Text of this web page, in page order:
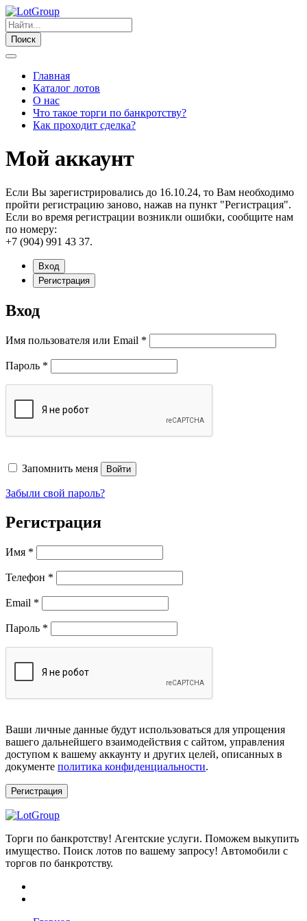
Поиск
Главная
Каталог лотов
О нас
Что такое торги по банкротству?
Как проходит сделка?
Мой аккаунт
Если Вы зарегистрировались до 16.10.24, то Вам необходимо
пройти регистрацию заново, нажав на пункт "Регистрация".
Если во время регистрации возникли ошибки, сообщите нам
по номеру:
+7 (904) 991 43 37.
Вход
Регистрация
Вход
Имя пользователя или Email *
Пароль *
Запомнить меня Войти
Забыли свой пароль?
Регистрация
Имя *
Телефон *
Email *
Пароль *
Ваши личные данные будут использоваться для упрощения
вашего дальнейшего взаимодействия с сайтом, управления
доступом к вашему аккаунту и других целей, описанных в
документе политика конфиденциальности.
Регистрация
Торги по банкротству! Агентские услуги. Поможем выкупить
имущество. Поиск лотов по вашему запросу! Автомобили с
торгов по банкротству.